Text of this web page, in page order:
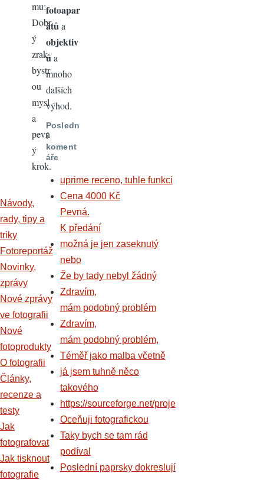
mu:
Dobr
ý
zrak,
bystr
ou
mysl
a
pevn
ý
krok.
Návody,
rady, tipy a
triky
Fotoreportáž
Novinky,
zprávy
Nové zprávy
ve fotografii
Nové
fotoprodukty
O fotografii
Články,
recenze a
testy
Jak
fotografovat
Jak tisknout
fotografie
fotoapar
átů a
objektiv
ů a
mnoho
dalších
výhod.
Posledn
í
koment
áře
uprime receno, tuhle funkci
Cena 4000 Kč
Pevná.
K předání
možná je jen zaseknutý
nebo
Že by tady nebyl žádný
Zdravím,
mám podobný problém
Zdravím,
mám podobný problém,
Téměř jako malba včetně
já jsem tuhně něco
takového
https://sourceforge.net/proje
Oceňuji fotografickou
Taky bych se tam rád
podíval
Poslední paprsky dokreslují